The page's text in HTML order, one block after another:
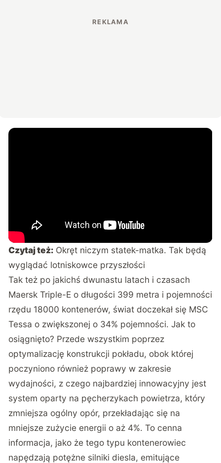
Czytaj też: Okręt niczym statek-matka. Tak będą
wyglądać lotniskowce przyszłości
Tak też po jakichś dwunastu latach i czasach
Maersk Triple-E o długości 399 metra i pojemności
rzędu 18000 kontenerów, świat doczekał się MSC
Tessa o zwiększonej o 34% pojemności. Jak to
osiągnięto? Przede wszystkim poprzez
optymalizację konstrukcji pokładu, obok której
poczyniono również poprawy w zakresie
wydajności, z czego najbardziej innowacyjny jest
system oparty na pęcherzykach powietrza, który
zmniejsza ogólny opór, przekładając się na
mniejsze zużycie energii o aż 4%. To cenna
informacja, jako że tego typu kontenerowiec
napędzają potężne silniki diesla, emitujące